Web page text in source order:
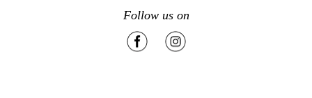
Follow us on